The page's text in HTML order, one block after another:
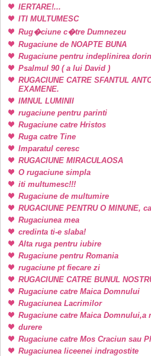
IERTARE!...
ITI MULTUMESC
Rug�ciune c�tre Dumnezeu
Rugaciune de NOAPTE BUNA
Rugaciune pentru indeplinirea
Psalmul 90 ( a lui David )
RUGACIUNE CATRE SFANTUL
EXAMENE.
IMNUL LUMINII
rugaciune pentru parinti
Rugaciune catre Hristos
Ruga catre Tine
Imparatul ceresc
RUGACIUNE MIRACULAOSA
O rugaciune simpla
iti multumesc!!!
Rugaciune de multumire
RUGACIUNE PENTRU O MINUNE,
Rugaciunea mea
credinta ti-e slaba!
Alta ruga pentru iubire
Rugaciune pentru Romania
rugaciune pt fiecare zi
RUGACIUNE CATRE BUNUL
Rugaciune catre Maica Domnului
Rugaciunea Lacrimilor
Rugaciune catre Maica
durere
Rugaciune catre Mos Craciun sau
Rugaciunea liceenei indragostite